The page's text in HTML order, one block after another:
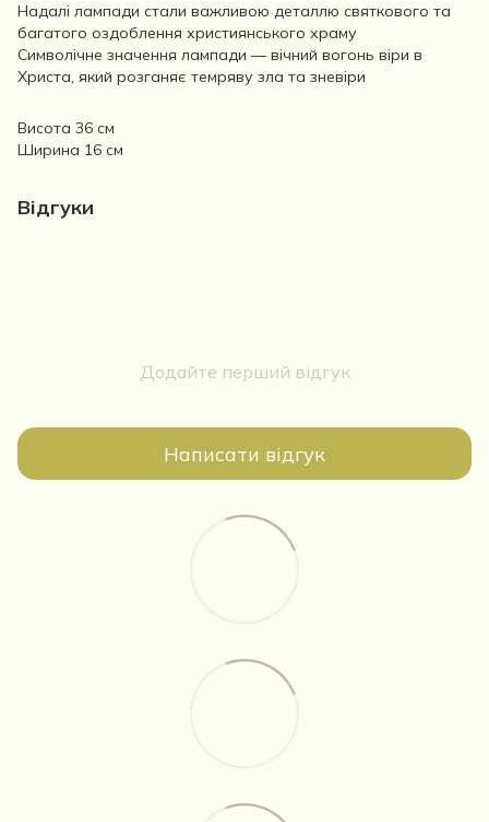
Надалі лампади стали важливою деталлю святкового та
багатого оздоблення християнського храму
Символічне значення лампади — вічний вогонь віри в
Христа, який розганяє темряву зла та зневіри
Висота 36 см
Ширина 16 см
Відгуки
Додайте перший відгук
Написати відгук